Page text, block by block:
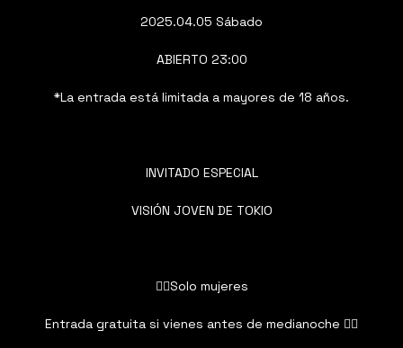
2025.04.05 Sábado
ABIERTO 23:00
*La entrada está limitada a mayores de 18 años.
INVITADO ESPECIAL
VISIÓN JOVEN DE TOKIO
👯‍♀️Solo mujeres
Entrada gratuita si vienes antes de medianoche 👯‍♀️